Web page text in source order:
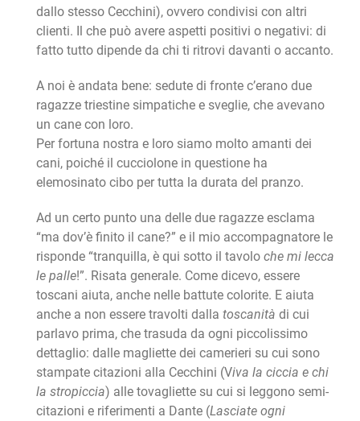
dallo stesso Cecchini), ovvero condivisi con altri
clienti. Il che può avere aspetti positivi o negativi: di
fatto tutto dipende da chi ti ritrovi davanti o accanto.
A noi è andata bene: sedute di fronte c’erano due
ragazze triestine simpatiche e sveglie, che avevano
un cane con loro.
Per fortuna nostra e loro siamo molto amanti dei
cani, poiché il cucciolone in questione ha
elemosinato cibo per tutta la durata del pranzo.
Ad un certo punto una delle due ragazze esclama
“ma dov’è finito il cane?” e il mio accompagnatore le
risponde “tranquilla, è qui sotto il tavolo che mi lecca
le palle!”. Risata generale. Come dicevo, essere
toscani aiuta, anche nelle battute colorite. E aiuta
anche a non essere travolti dalla toscanità di cui
parlavo prima, che trasuda da ogni piccolissimo
dettaglio: dalle magliette dei camerieri su cui sono
stampate citazioni alla Cecchini (Viva la ciccia e chi
la stropiccia) alle tovagliette su cui si leggono semi-
citazioni e riferimenti a Dante (Lasciate ogni